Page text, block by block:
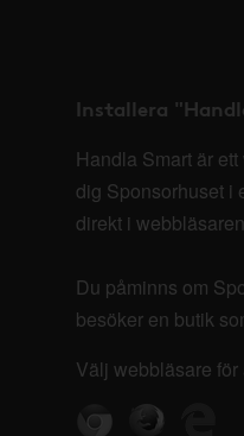
Installera
Handla Smart är
dig Sponsorhuset i
direkt i
Du påminns om
besöker en butik
Välj webbläsare för